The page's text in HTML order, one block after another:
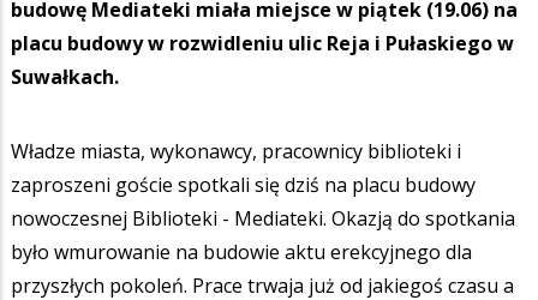
budowę Mediateki miała miejsce w piątek (19.06) na
placu budowy w rozwidleniu ulic Reja i Pułaskiego w
Suwałkach.
Władze miasta, wykonawcy, pracownicy biblioteki i
zaproszeni goście spotkali się dziś na placu budowy
nowoczesnej Biblioteki - Mediateki. Okazją do spotkania
było wmurowanie na budowie aktu erekcyjnego dla
przyszłych pokoleń. Prace trwaja już od jakiegoś czasu a